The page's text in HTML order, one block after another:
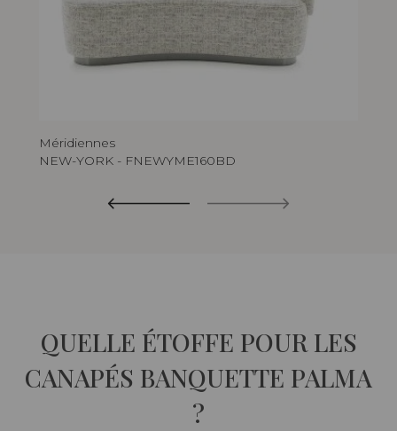
Méridiennes
NEW-YORK - FNEWYME160BD
QUELLE ÉTOFFE POUR LES
CANAPÉS BANQUETTE PALMA
?